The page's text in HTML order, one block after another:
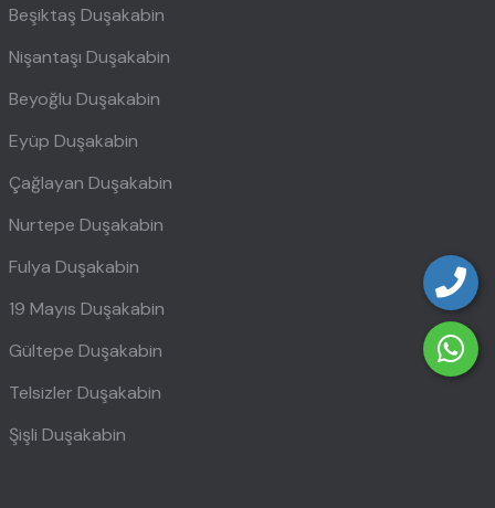
Beşiktaş Duşakabin
Nişantaşı Duşakabin
Beyoğlu Duşakabin
Eyüp Duşakabin
Çağlayan Duşakabin
Nurtepe Duşakabin
Fulya Duşakabin
19 Mayıs Duşakabin
Gültepe Duşakabin
Telsizler Duşakabin
Şişli Duşakabin